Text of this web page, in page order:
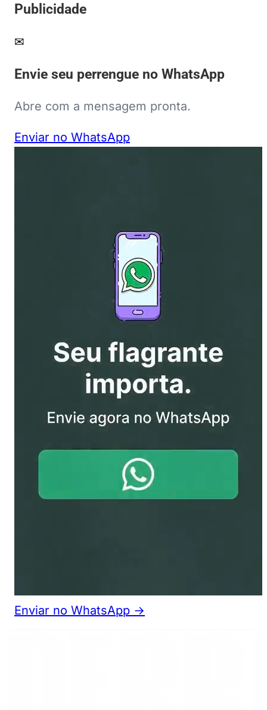
Publicidade
✉
Envie seu perrengue no WhatsApp
Abre com a mensagem pronta.
Enviar no WhatsApp
Enviar no WhatsApp →